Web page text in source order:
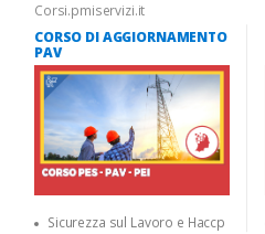
Corsi.pmiservizi.it
CORSO DI AGGIORNAMENTO
PAV
Sicurezza sul Lavoro e Haccp